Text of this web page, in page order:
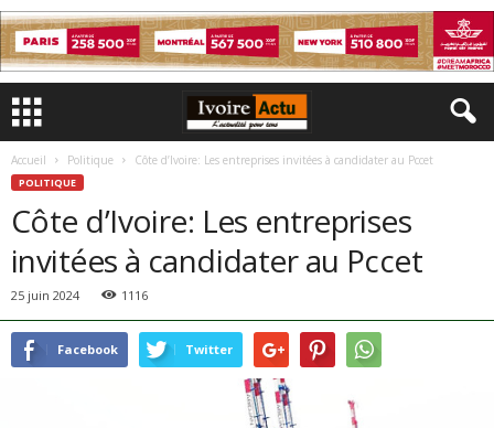
Accueil Politique Côte d’Ivoire: Les entreprises invitées à candidater au Pccet
POLITIQUE
Côte d’Ivoire: Les entreprises
invitées à candidater au Pccet
25 juin 2024 1116
Facebook Twitter